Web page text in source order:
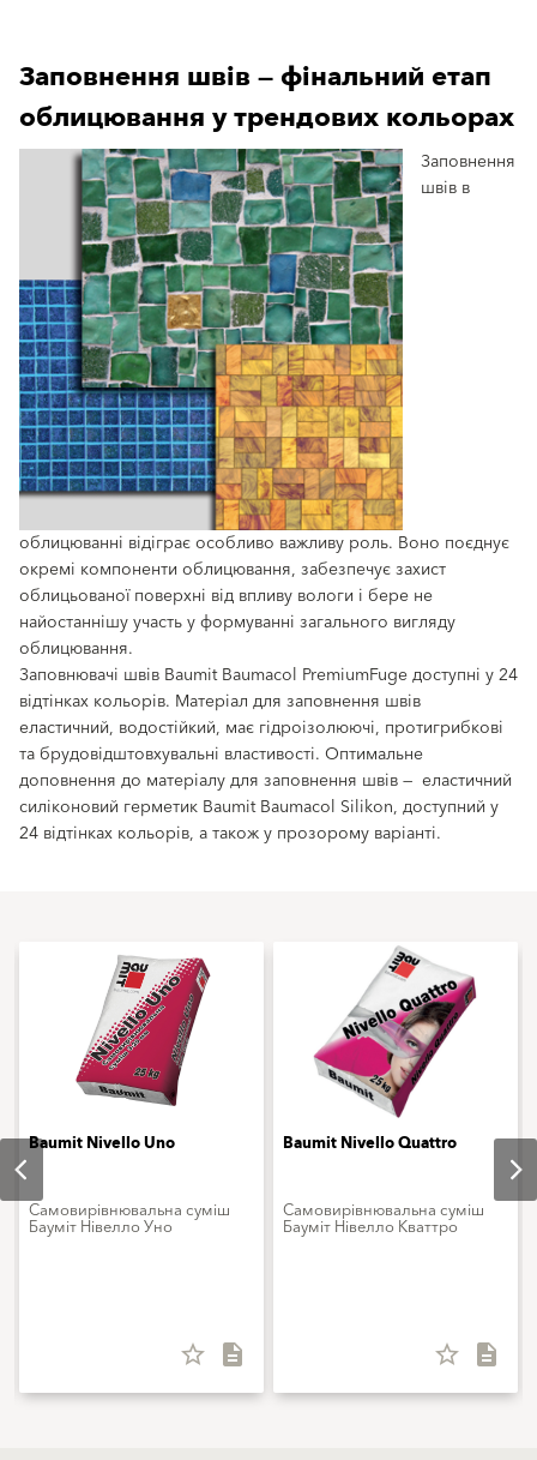
Заповнення швів — фінальний етап
облицювання у трендових кольорах
Заповнення
швів в
облицюванні відіграє особливо важливу роль. Воно поєднує
окремі компоненти облицювання, забезпечує захист
облицьованої поверхні від впливу вологи і бере не
найостаннішу участь у формуванні загального вигляду
облицювання.
Заповнювачі швів Baumit Baumacol PremiumFuge доступні у 24
відтінках кольорів. Матеріал для заповнення швів
еластичний, водостійкий, має гідроізолюючі, протигрибкові
та брудовідштовхувальні властивості. Оптимальне
доповнення до матеріалу для заповнення швів — еластичний
силіконовий герметик Baumit Baumacol Silikon, доступний у
24 відтінках кольорів, а також у прозорому варіанті.
Baumit Nivello Uno
Самовирівнювальна суміш
Бауміт Нівелло Уно
star_border description
Baumit Nivello Quattro
Самовирівнювальна суміш
Бауміт Нівелло Кваттро
star_border description